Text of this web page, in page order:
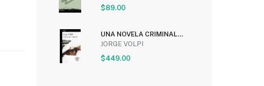
$89.00
UNA NOVELA CRIMINAL
(PREMIO ALFAGUARA 2018)
JORGE VOLPI
$449.00